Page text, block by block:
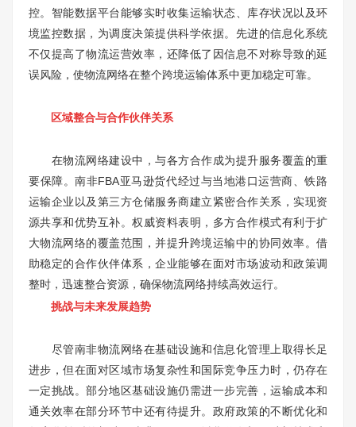
控。智能数据平台能够实时收集运输状态、库存状况以及环
境监控数据，为调度决策提供科学依据。先进的信息化系统
不仅提高了物流运营效率，还降低了因信息不对称导致的延
误风险，使物流网络在整个跨境运输体系中更加稳定可靠。
区域整合与合作伙伴关系
在物流网络建设中，与各方合作成为提升服务覆盖的重
要保障。南非FBA亚马逊货代经过与当地港口运营商、铁路
运输企业以及第三方仓储服务商建立紧密合作关系，实现资
源共享和优势互补。权威资料表明，多方合作模式有利于扩
大物流网络的覆盖范围，并提升跨境运输中的协同效率。借
助稳定的合作伙伴体系，企业能够在面对市场波动和政策调
整时，迅速整合资源，确保物流网络持续高效运行。
挑战与未来发展趋势
尽管南非物流网络在基础设施和信息化管理上取得长足
进步，但在面对区域市场复杂性和国际竞争压力时，仍存在
一定挑战。部分地区基础设施仍需进一步完善，运输成本和
通关效率在部分环节中还有待提升。政府政策的不断优化和